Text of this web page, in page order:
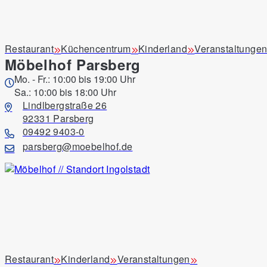
Restaurant Küchencentrum Kinderland Veranstaltungen
Möbelhof Parsberg
Mo. - Fr.: 10:00 bis 19:00 Uhr
Sa.: 10:00 bis 18:00 Uhr
Lindlbergstraße 26
92331 Parsberg
09492 9403-0
parsberg@moebelhof.de
Restaurant Kinderland Veranstaltungen